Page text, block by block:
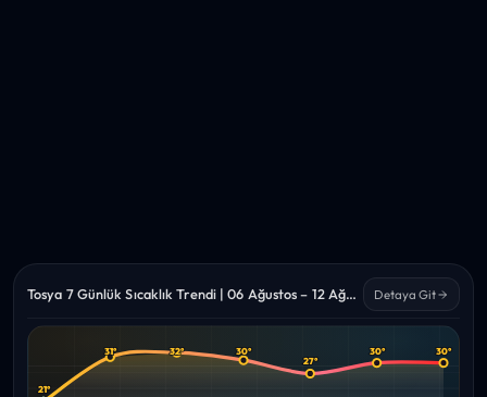
Tosya 7 Günlük Sıcaklık Trendi | 06 Ağustos – 12 Ağustos 2026 Detaya Git
Yüksek
—
21°
31° 32° 30°
27°
30° 30°